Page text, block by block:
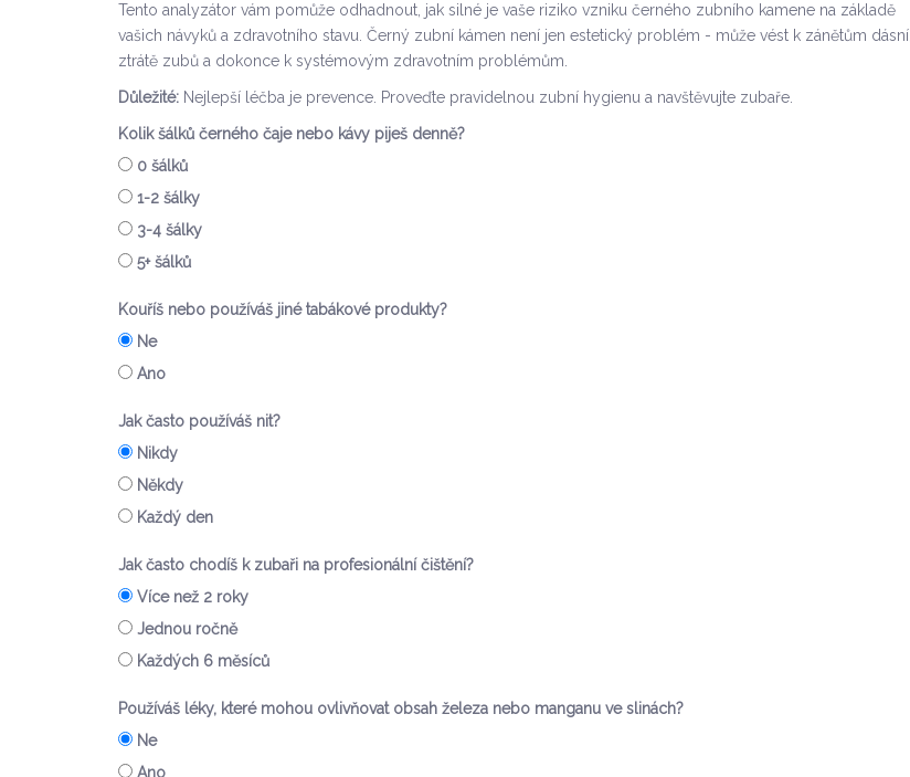
Tento analyzátor vám pomůže odhadnout, jak silné je vaše riziko vzniku černého zubního kamene na základě
vašich návyků a zdravotního stavu. Černý zubní kámen není jen estetický problém - může vést k zánětům dásní,
ztrátě zubů a dokonce k systémovým zdravotním problémům.
Důležité: Nejlepší léčba je prevence. Proveďte pravidelnou zubní hygienu a navštěvujte zubaře.
Kolik šálků černého čaje nebo kávy piješ denně?
0 šálků
1-2 šálky
3-4 šálky
5+ šálků
Kouříš nebo používáš jiné tabákové produkty?
Ne
Ano
Jak často používáš nit?
Nikdy
Někdy
Každý den
Jak často chodíš k zubaři na profesionální čištění?
Více než 2 roky
Jednou ročně
Každých 6 měsíců
Používáš léky, které mohou ovlivňovat obsah železa nebo manganu ve slinách?
Ne
Ano